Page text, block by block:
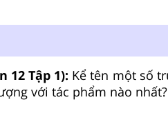
12 Tập 1): Kể tên một số
với tác phẩm nào nhất?